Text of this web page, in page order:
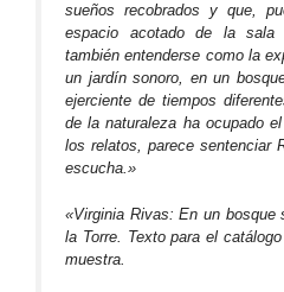
sueños recobrados y que,
espacio acotado de la sala
también entenderse como la
un jardín sonoro, en un
ejerciente de tiempos
de la naturaleza ha ocupado
los relatos, parece sentenciar
escucha.»
«Virginia Rivas: En un bosque
la Torre. Texto para el
muestra.